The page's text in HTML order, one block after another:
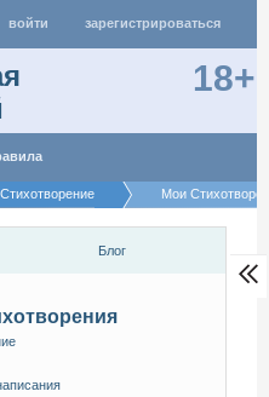
войти зарегистрироваться
18+
Стихотворение Мои
Блог